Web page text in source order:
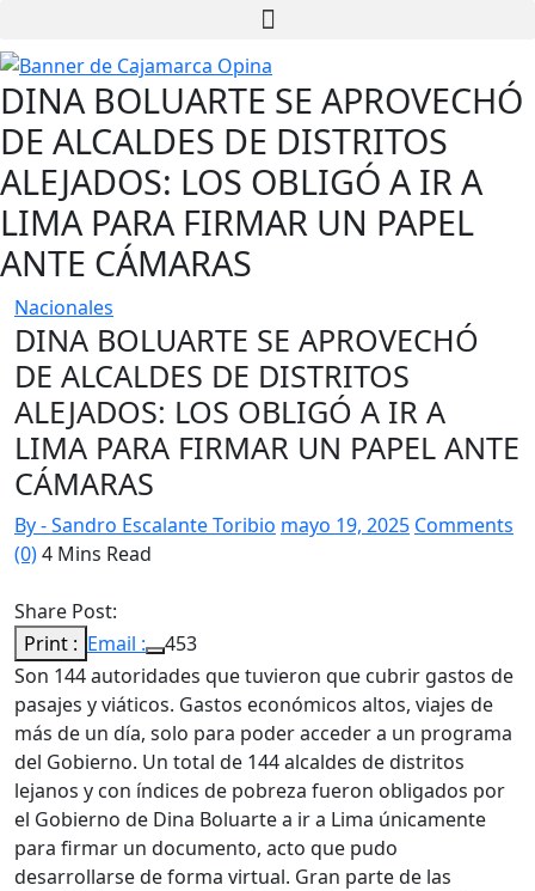
DINA BOLUARTE SE APROVECHÓ
DE ALCALDES DE DISTRITOS
ALEJADOS: LOS OBLIGÓ A IR A
LIMA PARA FIRMAR UN PAPEL
ANTE CÁMARAS
Nacionales
DINA BOLUARTE SE APROVECHÓ
DE ALCALDES DE DISTRITOS
ALEJADOS: LOS OBLIGÓ A IR A
LIMA PARA FIRMAR UN PAPEL ANTE
CÁMARAS
By - Sandro Escalante Toribio mayo 19, 2025 Comments
(0)4 Mins Read
Share Post:
Print : Email :
453
Son 144 autoridades que tuvieron que cubrir gastos de
pasajes y viáticos. Gastos económicos altos, viajes de
más de un día, solo para poder acceder a un programa
del Gobierno. Un total de 144 alcaldes de distritos
lejanos y con índices de pobreza fueron obligados por
el Gobierno de Dina Boluarte a ir a Lima únicamente
para firmar un documento, acto que pudo
desarrollarse de forma virtual. Gran parte de las